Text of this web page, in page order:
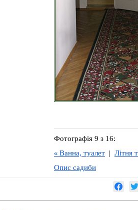
Фотографія 9 з 16:
« Ванна, туалет | Літня
Опис садиби